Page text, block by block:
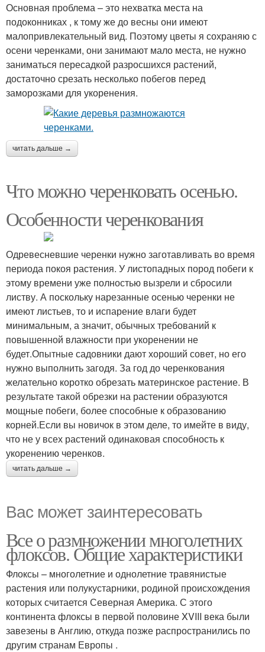
Основная проблема – это нехватка места на
подоконниках , к тому же до весны они имеют
малопривлекательный вид. Поэтому цветы я сохраняю с
осени черенками, они занимают мало места, не нужно
заниматься пересадкой разросшихся растений,
достаточно срезать несколько побегов перед
заморозками для укоренения.
читать дальше →
Что можно черенковать осенью.
Особенности черенкования
Одревесневшие черенки нужно заготавливать во время
периода покоя растения. У листопадных пород побеги к
этому времени уже полностью вызрели и сбросили
листву. А поскольку нарезанные осенью черенки не
имеют листьев, то и испарение влаги будет
минимальным, а значит, обычных требований к
повышенной влажности при укоренении не
будет.Опытные садовники дают хороший совет, но его
нужно выполнить загодя. За год до черенкования
желательно коротко обрезать материнское растение. В
результате такой обрезки на растении образуются
мощные побеги, более способные к образованию
корней.Если вы новичок в этом деле, то имейте в виду,
что не у всех растений одинаковая способность к
укоренению черенков.
читать дальше →
Вас может заинтересовать
Все о размножении многолетних
флоксов. Общие характеристики
Флоксы – многолетние и однолетние травянистые
растения или полукустарники, родиной происхождения
которых считается Северная Америка. С этого
континента флоксы в первой половине XVIII века были
завезены в Англию, откуда позже распространились по
другим странам Европы .